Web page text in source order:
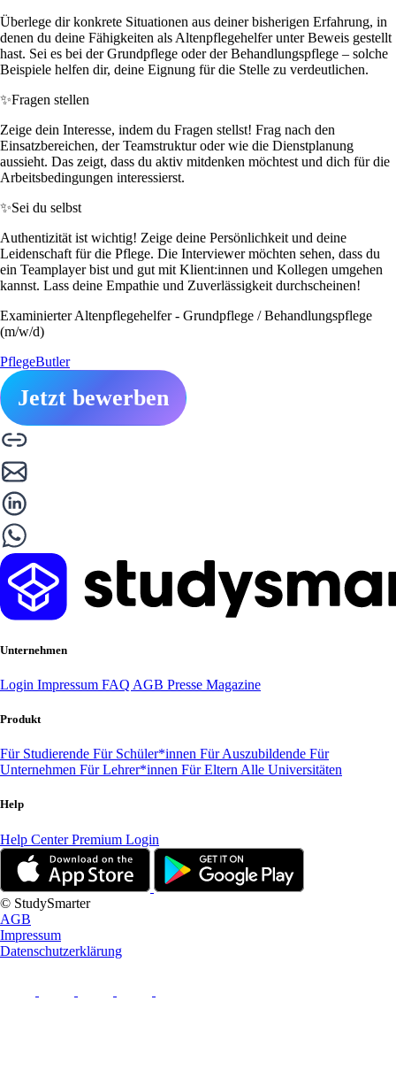
Überlege dir konkrete Situationen aus deiner bisherigen Erfahrung, in
denen du deine Fähigkeiten als Altenpflegehelfer unter Beweis gestellt
hast. Sei es bei der Grundpflege oder der Behandlungspflege – solche
Beispiele helfen dir, deine Eignung für die Stelle zu verdeutlichen.
✨Fragen stellen
Zeige dein Interesse, indem du Fragen stellst! Frag nach den
Einsatzbereichen, der Teamstruktur oder wie die Dienstplanung
aussieht. Das zeigt, dass du aktiv mitdenken möchtest und dich für die
Arbeitsbedingungen interessierst.
✨Sei du selbst
Authentizität ist wichtig! Zeige deine Persönlichkeit und deine
Leidenschaft für die Pflege. Die Interviewer möchten sehen, dass du
ein Teamplayer bist und gut mit Klient:innen und Kollegen umgehen
kannst. Lass deine Empathie und Zuverlässigkeit durchscheinen!
Examinierter Altenpflegehelfer - Grundpflege / Behandlungspflege
(m/w/d)
PflegeButler
Jetzt bewerben
Unternehmen
Login Impressum FAQ AGB Presse Magazine
Produkt
Für Studierende Für Schüler*innen Für Auszubildende Für
Unternehmen Für Lehrer*innen Für Eltern Alle Universitäten
Help
Help CenterPremium Login
© StudySmarter
AGB
Impressum
Datenschutzerklärung